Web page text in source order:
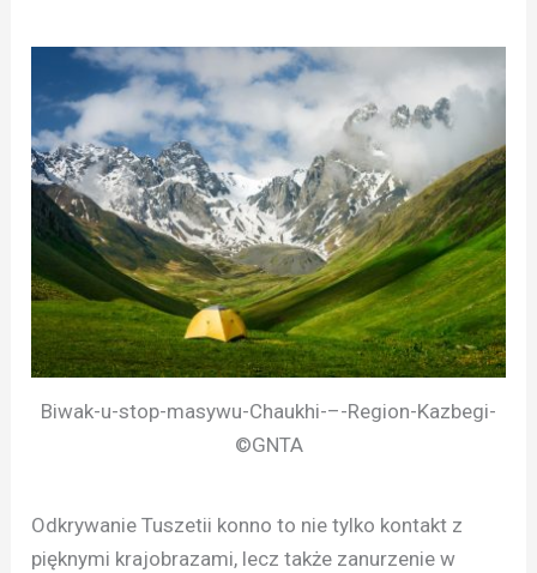
Biwak-u-stop-masywu-Chaukhi-–-Region-Kazbegi-
©GNTA
Odkrywanie Tuszetii konno to nie tylko kontakt z
pięknymi krajobrazami, lecz także zanurzenie w